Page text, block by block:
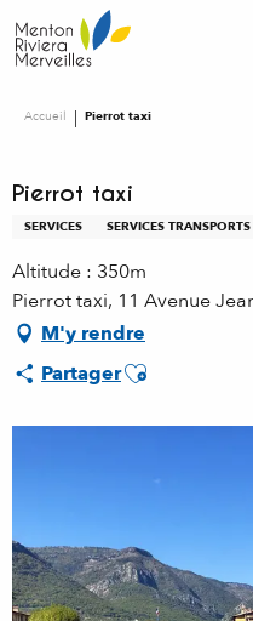
au
contenu
Accueil Pierrot taxi
Pierrot taxi
SERVICES SERVICES TRANSPORTS
Altitude : 350m
Pierrot taxi, 11 Avenue
M'y rendre
PartagerAjouter aux